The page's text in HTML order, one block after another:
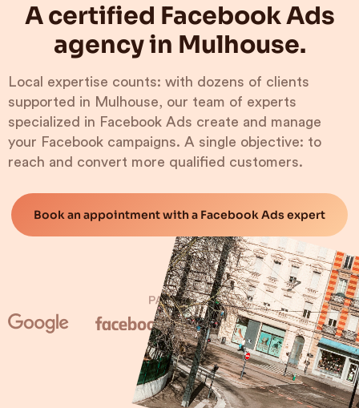
A certified Facebook Ads
agency in Mulhouse.
Local expertise counts: with dozens of clients
supported in Mulhouse, our team of experts
specialized in Facebook Ads create and manage
your Facebook campaigns. A single objective: to
reach and convert more qualified customers.
Book an appointment with a Facebook Ads expert